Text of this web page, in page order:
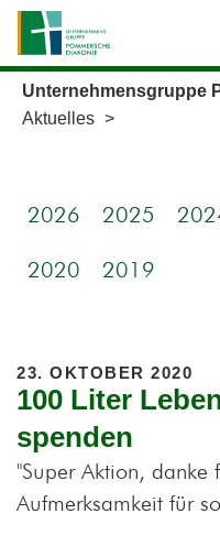
Unternehmensgruppe
Aktuelles >
2026 2025
2020 2019
23. OKTOBER 2020
100 Liter
spenden
"Super Aktion,
Aufmerksamkeit für